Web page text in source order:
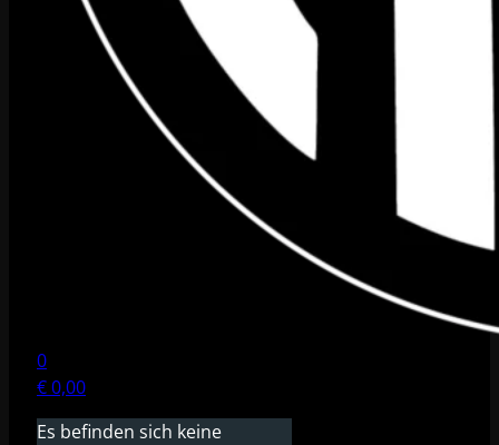
0
€0,00
Es befinden sich keine